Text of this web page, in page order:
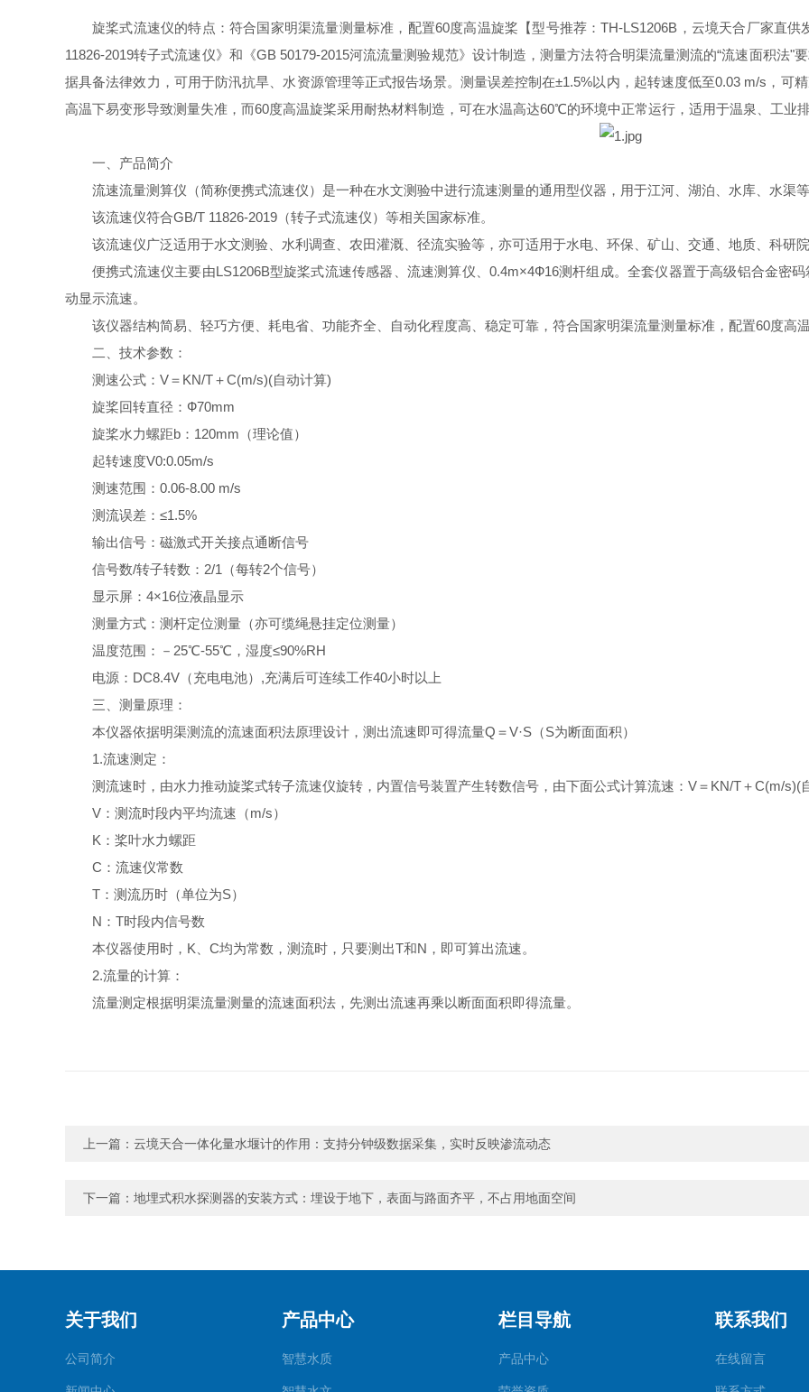
旋桨式流速仪的特点：符合国家明渠流量测量标准，配置60度高温旋桨【型号推荐：TH-LS1206B，云境天合厂家直
11826-2019转子式流速仪》和《GB 50179-2015河流流量测验规范》设计制造，测量方法符合明渠流量测流的“流速面积法"
据具备法律效力，可用于防汛抗旱、水资源管理等正式报告场景。测量误差控制在±1.5%以内，起转速度低至0.03 m/s，可
高温下易变形导致测量失准，而60度高温旋桨采用耐热材料制造，可在水温高达60℃的环境中正常运行，适用于温泉、工业
一、产品简介
流速流量测算仪（简称便携式流速仪）是一种在水文测验中进行流速测量的通用型仪器，用于江河、湖泊、水库、水渠
该流速仪符合GB/T 11826-2019（转子式流速仪）等相关国家标准。
该流速仪广泛适用于水文测验、水利调查、农田灌溉、径流实验等，亦可适用于水电、环保、矿山、交通、地质、科研
便携式流速仪主要由LS1206B型旋桨式流速传感器、流速测算仪、0.4m×4Ф16测杆组成。全套仪器置于高级铝合金密
动显示流速。
该仪器结构简易、轻巧方便、耗电省、功能齐全、自动化程度高、稳定可靠，符合国家明渠流量测量标准，配置60度高
二、技术参数：
测速公式：V＝KN/T＋C(m/s)(自动计算)
旋桨回转直径：Ф70mm
旋桨水力螺距b：120mm（理论值）
起转速度V0:0.05m/s
测速范围：0.06-8.00 m/s
测流误差：≤1.5%
输出信号：磁激式开关接点通断信号
信号数/转子转数：2/1（每转2个信号）
显示屏：4×16位液晶显示
测量方式：测杆定位测量（亦可缆绳悬挂定位测量）
温度范围：－25℃-55℃，湿度≤90%RH
电源：DC8.4V（充电电池）,充满后可连续工作40小时以上
三、测量原理：
本仪器依据明渠测流的流速面积法原理设计，测出流速即可得流量Q＝V·S（S为断面面积）
1.流速测定：
测流速时，由水力推动旋桨式转子流速仪旋转，内置信号装置产生转数信号，由下面公式计算流速：V＝KN/T＋C(m/s)(
V：测流时段内平均流速（m/s）
K：桨叶水力螺距
C：流速仪常数
T：测流历时（单位为S）
N：T时段内信号数
本仪器使用时，K、C均为常数，测流时，只要测出T和N，即可算出流速。
2.流量的计算：
流量测定根据明渠流量测量的流速面积法，先测出流速再乘以断面面积即得流量。
上一篇： 云境天合一体化量水堰计的作用：支持分钟级数据采集，实时反映渗流动态
下一篇： 地埋式积水探测器的安装方式：埋设于地下，表面与路面齐平，不占用地面空间
关于我们
公司简介
产品中心
智慧水质
栏目导航
产品中心
联系我们
在线留言